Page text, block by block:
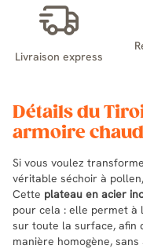
Livraison express
Détails du
armoire
Si vous voulez
véritable séchoir à
Cette plateau en acier
pour cela : elle permet à
sur toute la surface, afin
manière homogène,